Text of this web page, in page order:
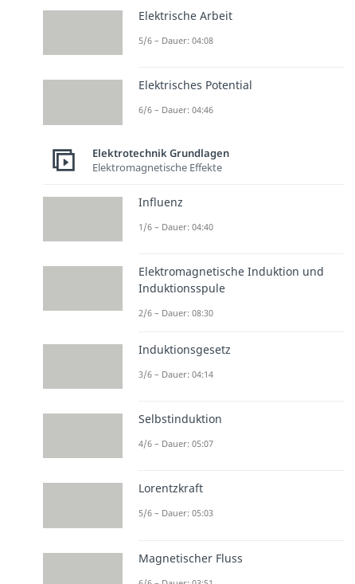
Elektrische Arbeit
5/6 – Dauer: 04:08
Elektrisches Potential
6/6 – Dauer: 04:46
Elektrotechnik Grundlagen
Elektromagnetische Effekte
Influenz
1/6 – Dauer: 04:40
Elektromagnetische Induktion und
Induktionsspule
2/6 – Dauer: 08:30
Induktionsgesetz
3/6 – Dauer: 04:14
Selbstinduktion
4/6 – Dauer: 05:07
Lorentzkraft
5/6 – Dauer: 05:03
Magnetischer Fluss